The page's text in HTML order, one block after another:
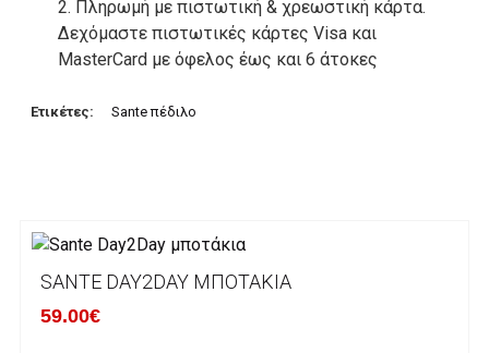
2. Πληρωμή με πιστωτική & χρεωστική κάρτα.
Δεχόμαστε πιστωτικές κάρτες Visa και
MasterCard με όφελος έως και 6 άτοκες
μας κατάστημα πραγρατοποιούνται μέσα από
Λογαριασμό.
κάποιον απο τους ακόλουθους τραπεζικούς
λογαριασμούς:
Ετικέτες: Sante πέδιλο
SANTE DAY2DAY ΜΠΟΤΆΚΙΑ
59.00€